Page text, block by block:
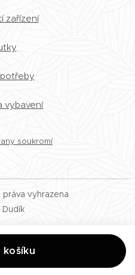
košíku
zařízení
vybavení
soukromí
vyhrazena
Dudík